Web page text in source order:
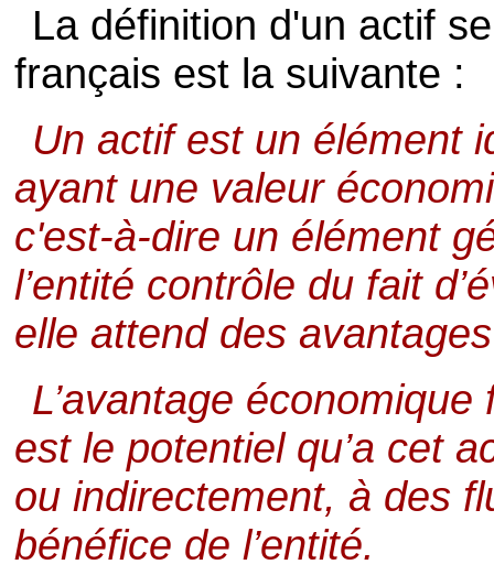
La définition d'un actif
français est la suivante :
Un actif est un élément
ayant une valeur
c'est-à-dire un élément
l’entité contrôle du fait
elle attend des
L’avantage
est le potentiel qu’a cet
ou indirectement, à des
bénéfice de l’entité.